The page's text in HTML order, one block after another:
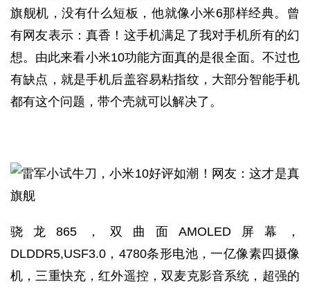
旗舰机，没有什么短板，他就像小米6那样经典。曾
有网友表示：真香！这手机满足了我对手机所有的幻
想。由此来看小米10功能方面真的是很全面。不过也
有缺点，就是手机后盖容易粘指纹，大部分智能手机
都有这个问题，带个壳就可以解决了。
骁龙865，双曲面AMOLED屏幕，
DLDDR5,USF3.0，4780条形电池，一亿像素四摄像
机，三重快充，红外遥控，双麦克影音系统，超强的